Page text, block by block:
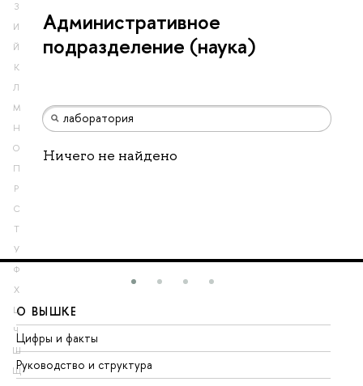
З
И
Й
К
Л
М
Н
О
П
Р
С
Т
У
Ф
Х
Ц
Ч
Ш
Щ
Административное
подразделение (наука)
Ничего не найдено
О ВЫШКЕ
Цифры и факты
Руководство и структура